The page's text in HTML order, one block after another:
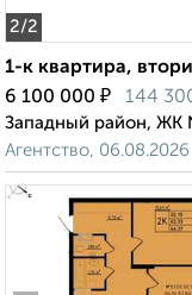
2/2
1-к квартира,
6 100 000 ₽ 144
Западный район, ЖК
Агентство, 06.08.2026